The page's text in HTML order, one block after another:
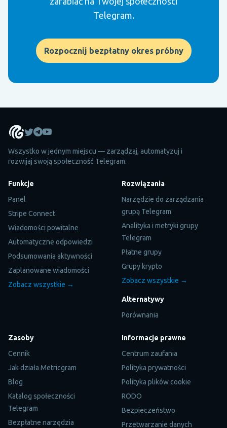
Telegram.
Rozpocznij bezpłatny okres próbny
Wszystko w jednym miejscu — zarządzaj, automatyzuj i
rozwijaj swoją społeczność Telegram.
Funkcje
Panel
Stripe Connect
Wiadomości powitalne
Automatyczne odpowiedzi
Podsumowania aktywności
Zaplanowane wiadomości
Zobacz wszystkie →
Rozwiązania
Narzędzie do zarządzania
grupą Telegram
Analityka i metryki grupy
Telegram
Płatne grupy
Grupy krypto
Zobacz wszystkie →
Alternatywy
Porównania
Zasoby
Cennik
Jak działa Metricgram
Blog
Katalog społeczności
Telegram
Bezpłatne narzędzia
Informacje prawne
Centrum zaufania
Polityka prywatności
Polityka plików cookie
RODO
Bezpieczeństwo
Przetwarzanie danych